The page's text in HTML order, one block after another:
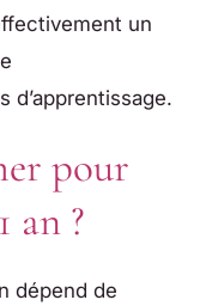
un
d’apprentissage.
pour
an ?
dépend de